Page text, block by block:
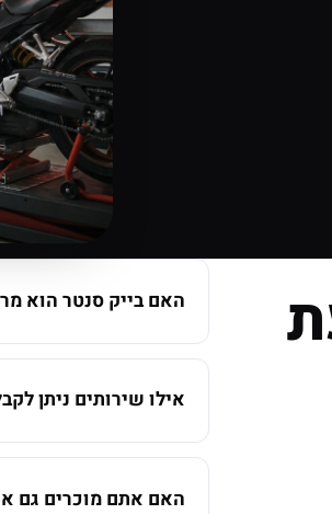
האם בייק סנטר הוא
אילו שירותים ניתן
האם אתם מוכרים גם